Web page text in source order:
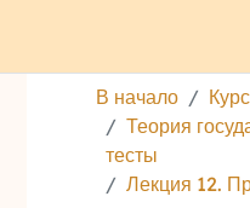
В начало
Теория
тесты
Лекция 12.